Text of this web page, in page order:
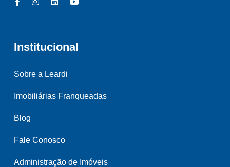
Institucional
Sobre a Leardi
Imobiliárias Franqueadas
Blog
Fale Conosco
Administração de Imóveis